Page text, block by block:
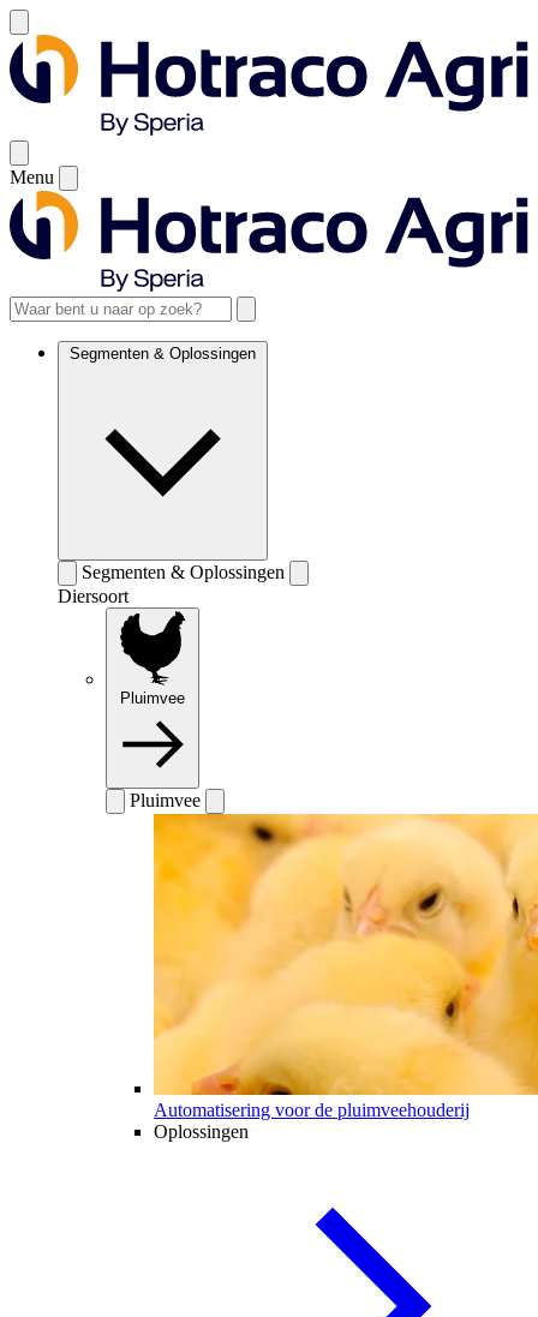
Menu
Segmenten & Oplossingen
Segmenten & Oplossingen
Diersoort
Pluimvee
Pluimvee
Automatisering voor de pluimveehouderij
Oplossingen